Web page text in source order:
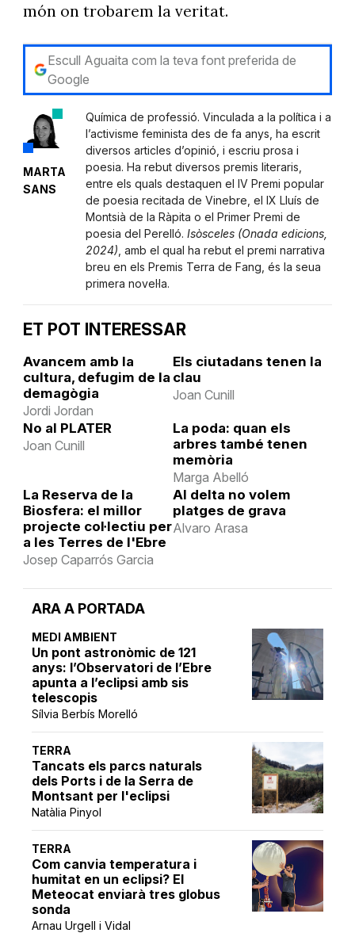
ARA A PORTADA
MEDI AMBIENT
Un pont astronòmic de 121
anys: l’Observatori de l’Ebre
apunta a l’eclipsi amb sis
telescopis
Sílvia Berbís Morelló
TERRA
Tancats els parcs naturals
dels Ports i de la Serra de
Montsant per l'eclipsi
Natàlia Pinyol
TERRA
Com canvia temperatura i
humitat en un eclipsi? El
Meteocat enviarà tres globus
sonda
Arnau Urgell i Vidal
món on trobarem la veritat.
Escull Aguaita com la teva font preferida de
Google
MARTA
SANS
Química de professió. Vinculada a la política i a
l’activisme feminista des de fa anys, ha escrit
diversos articles d’opinió, i escriu prosa i
poesia. Ha rebut diversos premis literaris,
entre els quals destaquen el IV Premi popular
de poesia recitada de Vinebre, el IX Lluís de
Montsià de la Ràpita o el Primer Premi de
poesia del Perelló. Isòsceles (Onada edicions,
2024) , amb el qual ha rebut el premi narrativa
breu en els Premis Terra de Fang, és la seua
primera novel·la.
ET POT INTERESSAR
Avancem amb la
cultura, defugim de la
demagògia
Jordi Jordan
Els ciutadans tenen la
clau
Joan Cunill
No al PLATER
Joan Cunill
La poda: quan els
arbres també tenen
memòria
Marga Abelló
La Reserva de la
Biosfera: el millor
projecte col·lectiu per
a les Terres de l'Ebre
Josep Caparrós Garcia
Al delta no volem
platges de grava
Alvaro Arasa